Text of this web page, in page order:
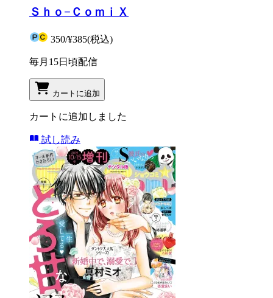
Ｓｈｏ−ＣｏｍｉＸ
350/¥385(税込)
毎月15日頃配信
カートに追加
カートに追加しました
試し読み